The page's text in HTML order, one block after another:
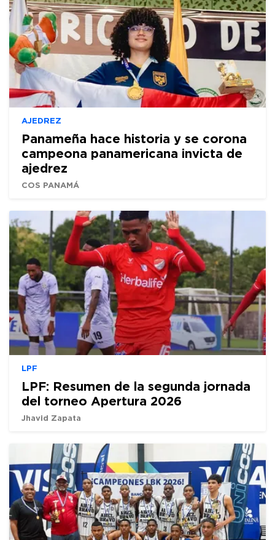
AJEDREZ
Panameña hace historia y se corona
campeona panamericana invicta de
ajedrez
COS PANAMÁ
LPF
LPF: Resumen de la segunda jornada
del torneo Apertura 2026
Jhavid Zapata